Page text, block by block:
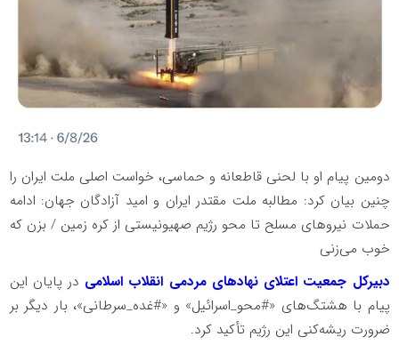
دومین پیام او با لحنی قاطعانه و حماسی، خواست اصلی ملت ایران را
چنین بیان کرد: مطالبه ملت مقتدر ایران و امید آزادگان جهان: ادامه
حملات نیروهای مسلح تا محو رژیم صهیونیستی از کره زمین / بزن که
خوب می‌زنی
دبیرکل جمعیت اعتلای نهادهای مردمی انقلاب اسلامی در پایان این
پیام با هشتگ‌های «#محو_اسرائیل» و «#غده_سرطانی»، بار دیگر بر
ضرورت ریشه‌کنی این رژیم تأکید کرد.